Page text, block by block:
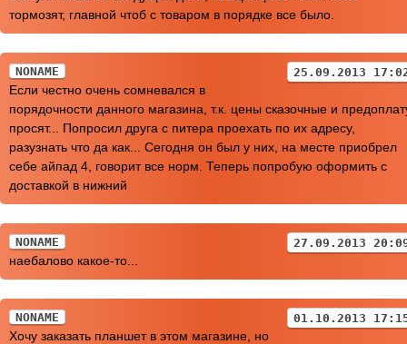
тормозят, главной чтоб с товаром в порядке все было.
NONAME 25.09.2013
Если честно очень сомневался в
порядочности данного магазина, т.к. цены сказочные и
просят... Попросил друга с питера проехать по их адресу,
разузнать что да как... Сегодня он был у них, на месте приобрел
себе айпад 4, говорит все норм. Теперь попробую оформить с
доставкой в нижний
NONAME 27.09.2013
наебалово какое-то...
NONAME 01.10.2013
Хочу заказать планшет в этом магазине, но